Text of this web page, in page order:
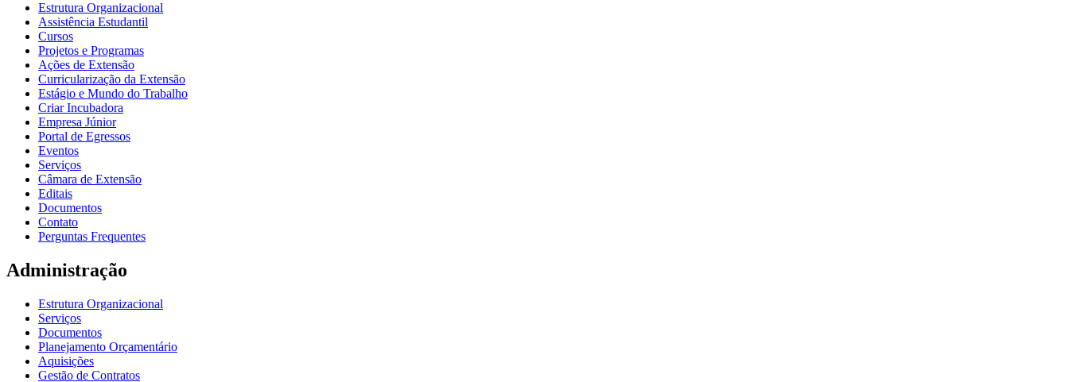
Estrutura Organizacional
Assistência Estudantil
Cursos
Projetos e Programas
Ações de Extensão
Curricularização da Extensão
Estágio e Mundo do Trabalho
Criar Incubadora
Empresa Júnior
Portal de Egressos
Eventos
Serviços
Câmara de Extensão
Editais
Documentos
Contato
Perguntas Frequentes
Administração
Estrutura Organizacional
Serviços
Documentos
Planejamento Orçamentário
Aquisições
Gestão de Contratos